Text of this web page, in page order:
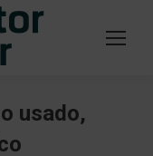
usado,